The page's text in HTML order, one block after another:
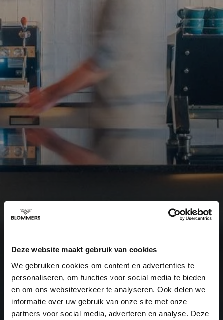
Deze website maakt gebruik van cookies
We gebruiken cookies om content en advertenties te
personaliseren, om functies voor social media te bieden
en om ons websiteverkeer te analyseren. Ook delen we
informatie over uw gebruik van onze site met onze
partners voor social media, adverteren en analyse. Deze